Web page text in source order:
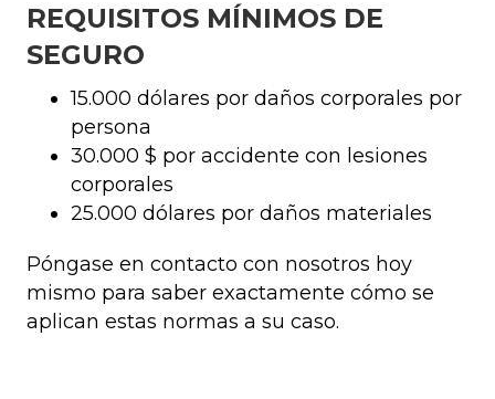
REQUISITOS MÍNIMOS DE
SEGURO
15.000 dólares por daños corporales por
persona
30.000 $ por accidente con lesiones
corporales
25.000 dólares por daños materiales
Póngase en contacto con nosotros hoy
mismo para saber exactamente cómo se
aplican estas normas a su caso.